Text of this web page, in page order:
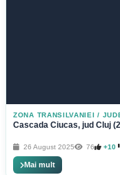
ZONA TRANSILVANIEI /
Cascada Ciucas, jud Cluj
26 August 2025 76 +10
Mai mult